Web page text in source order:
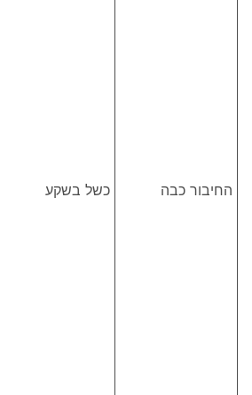
החיבור כבה כשל בשקע